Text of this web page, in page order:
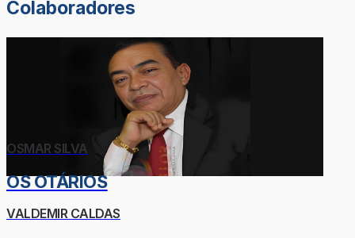
Colaboradores
OSMAR SILVA
OS OTÁRIOS
VALDEMIR CALDAS